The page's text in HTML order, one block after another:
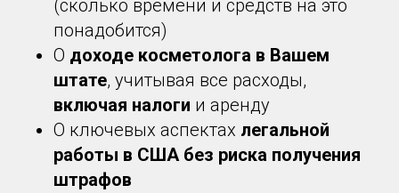
(сколько времени и средств на это
понадобится)
О доходе косметолога в Вашем
штате, учитывая все расходы,
включая налоги и аренду
О ключевых аспектах легальной
работы в США без риска получения
штрафов